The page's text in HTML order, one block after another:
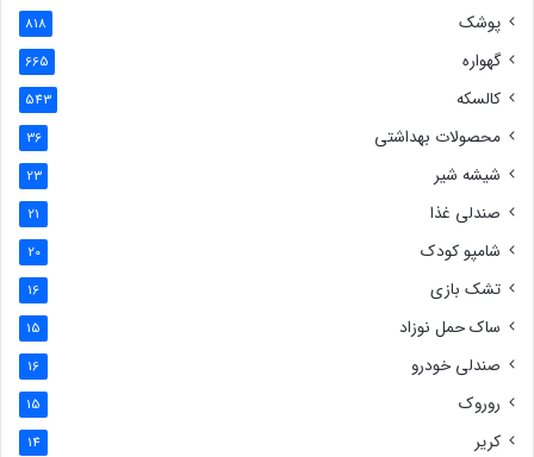
پوشک 818
گهواره 665
کالسکه 543
محصولات بهداشتی 36
شیشه شیر 23
صندلی غذا 21
شامپو کودک 20
تشک بازی 16
ساک حمل نوزاد 15
صندلی خودرو 16
روروک 15
کریر 14